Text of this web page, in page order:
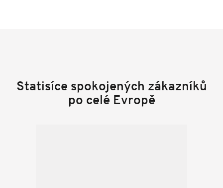
Statisíce spokojených zákazníků
po celé Evropě